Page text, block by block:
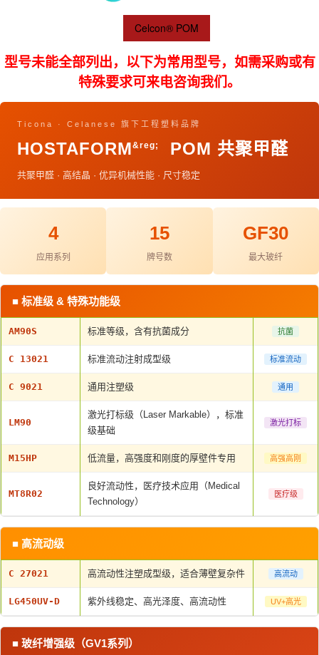
Celcon® POM
型号未能全部列出，以下为常用型号，如需采购或有
特殊要求可来电咨询我们。
Ticona · Celanese 旗下工程塑料品牌
HOSTAFORM&reg; POM 共聚甲醛
共聚甲醛 · 高结晶 · 优异机械性能 · 尺寸稳定
4
应用系列
15
牌号数
GF30
最大玻纤
■ 标准级 & 特殊功能级
AM90S 标准等级，含有抗菌成分 抗菌
C 13021 标准流动注射成型级 标准流动
C 9021 通用注塑级 通用
LM90
激光打标级（Laser Markable），标准
级基础
激光打标
M15HP 低流量，高强度和刚度的厚壁件专用 高强高刚
MT8R02
良好流动性，医疗技术应用（Medical
Technology）
医疗级
■ 高流动级
C 27021 高流动性注塑成型级，适合薄壁复杂件 高流动
LG450UV-D 紫外线稳定、高光泽度、高流动性 UV+高光
■ 玻纤增强级（GV1系列）